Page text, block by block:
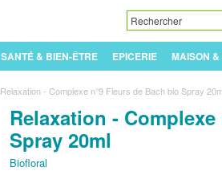
SANTÉ & BIEN-ÊTRE EPICERIE MAISON
Relaxation - Complexe n°9 Fleurs de Bach bio Spray
Relaxation -
Spray 20ml
Biofloral